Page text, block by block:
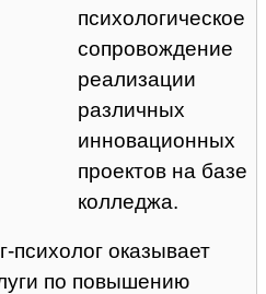
психологическое
сопровождение
реализации
различных
инновационных
проектов на базе
колледжа.
психолог оказывает
по повышению